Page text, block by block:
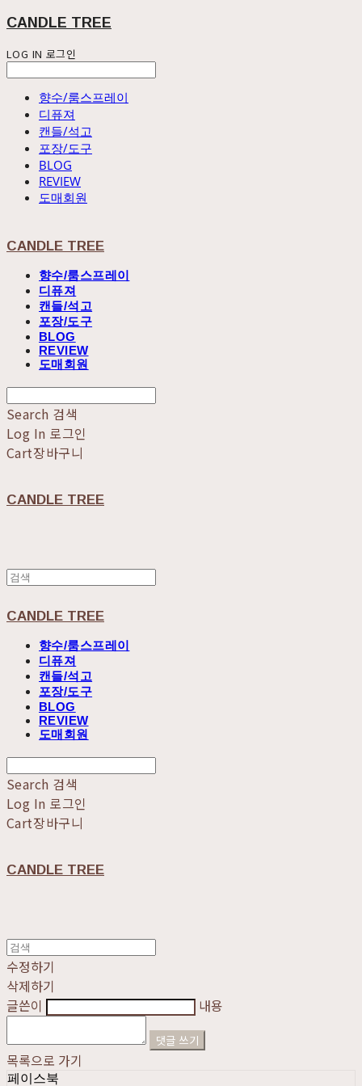
CANDLE TREE
LOG IN 로그인
향수/룸스프레이
디퓨져
캔들/석고
포장/도구
BLOG
REVIEW
도매회원
CANDLE TREE
향수/룸스프레이
디퓨져
캔들/석고
포장/도구
BLOG
REVIEW
도매회원
Search 검색
Log In 로그인
Cart장바구니
CANDLE TREE
CANDLE TREE
향수/룸스프레이
디퓨져
캔들/석고
포장/도구
BLOG
REVIEW
도매회원
Search 검색
Log In 로그인
Cart장바구니
CANDLE TREE
수정하기
삭제하기
글쓴이
내용
댓글 쓰기
목록으로 가기
페이스북